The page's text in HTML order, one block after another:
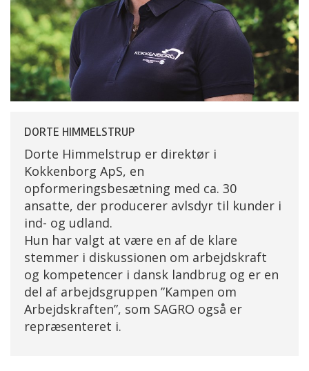
DORTE HIMMELSTRUP
Dorte Himmelstrup er direktør i
Kokkenborg ApS, en
opformeringsbesætning med ca. 30
ansatte, der producerer avlsdyr til kunder i
ind- og udland.
Hun har valgt at være en af de klare
stemmer i diskussionen om arbejdskraft
og kompetencer i dansk landbrug og er en
del af arbejdsgruppen ”Kampen om
Arbejdskraften”, som SAGRO også er
repræsenteret i.